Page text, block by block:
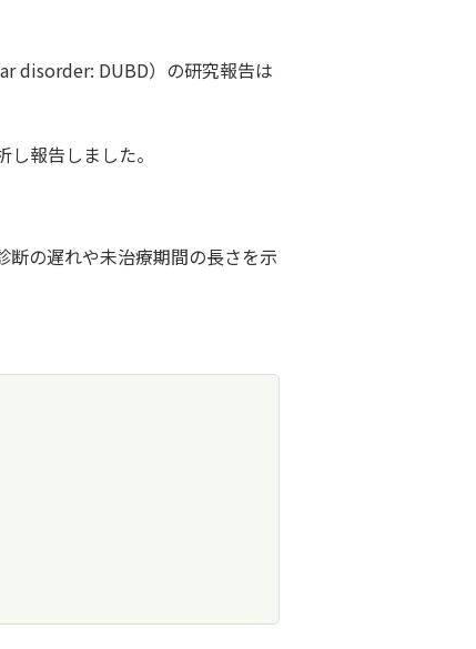
disorder: DUBD）の研究報告は
報告しました。
の遅れや未治療期間の長さを示